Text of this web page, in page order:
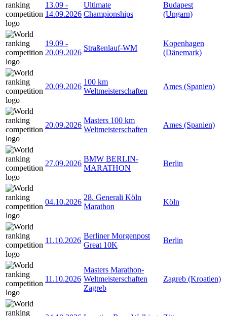
13.09 -
14.09.2026
Ultimate
Championships
Budapest
(Ungarn)
19.09 -
20.09.2026
Straßenlauf-WM
Kopenhagen
(Dänemark)
20.09.2026
100 km
Weltmeisterschaften
Ames (Spanien)
20.09.2026
Masters 100 km
Weltmeisterschaften
Ames (Spanien)
27.09.2026
BMW BERLIN-
MARATHON
Berlin
04.10.2026
28. Generali Köln
Marathon
Köln
11.10.2026
Berliner Morgenpost
Great 10K
Berlin
11.10.2026
Masters Marathon-
Weltmeisterschaften
Zagreb
Zagreb (Kroatien)